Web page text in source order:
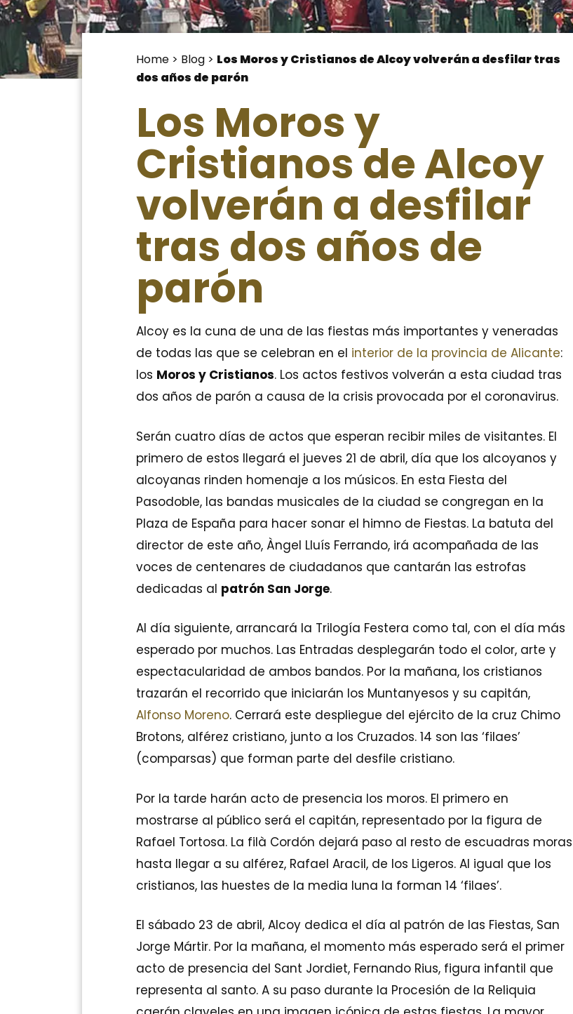
Home > Blog > Los Moros y Cristianos de Alcoy volverán a desfilar tras
dos años de parón
Los Moros y
Cristianos de Alcoy
volverán a desfilar
tras dos años de
parón
Alcoy es la cuna de una de las fiestas más importantes y veneradas
de todas las que se celebran en el interior de la provincia de Alicante:
los Moros y Cristianos. Los actos festivos volverán a esta ciudad tras
dos años de parón a causa de la crisis provocada por el coronavirus.
Serán cuatro días de actos que esperan recibir miles de visitantes. El
primero de estos llegará el jueves 21 de abril, día que los alcoyanos y
alcoyanas rinden homenaje a los músicos. En esta Fiesta del
Pasodoble, las bandas musicales de la ciudad se congregan en la
Plaza de España para hacer sonar el himno de Fiestas. La batuta del
director de este año, Àngel Lluís Ferrando, irá acompañada de las
voces de centenares de ciudadanos que cantarán las estrofas
dedicadas al patrón San Jorge.
Al día siguiente, arrancará la Trilogía Festera como tal, con el día más
esperado por muchos. Las Entradas desplegarán todo el color, arte y
espectacularidad de ambos bandos. Por la mañana, los cristianos
trazarán el recorrido que iniciarán los Muntanyesos y su capitán,
Alfonso Moreno. Cerrará este despliegue del ejército de la cruz Chimo
Brotons, alférez cristiano, junto a los Cruzados. 14 son las ‘filaes’
(comparsas) que forman parte del desfile cristiano.
Por la tarde harán acto de presencia los moros. El primero en
mostrarse al público será el capitán, representado por la figura de
Rafael Tortosa. La filà Cordón dejará paso al resto de escuadras moras
hasta llegar a su alférez, Rafael Aracil, de los Ligeros. Al igual que los
cristianos, las huestes de la media luna la forman 14 ‘filaes’.
El sábado 23 de abril, Alcoy dedica el día al patrón de las Fiestas, San
Jorge Mártir. Por la mañana, el momento más esperado será el primer
acto de presencia del Sant Jordiet, Fernando Rius, figura infantil que
representa al santo. A su paso durante la Procesión de la Reliquia